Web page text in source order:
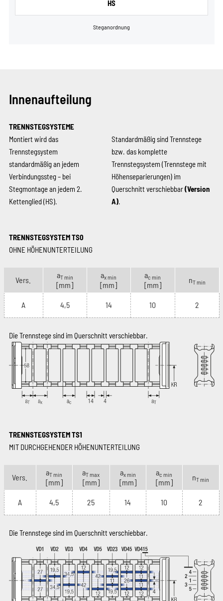
HS
Steganordnung
Innenaufteilung
TRENNSTEGSYSTEME
Montiert wird das
Trennstegsystem
standardmäßig an jedem
Verbindungssteg – bei
Stegmontage an jedem 2.
Kettenglied (HS).
Standardmäßig sind Trennstege
bzw. das komplette
Trennstegsystem (Trennstege mit
Höhenseparierungen) im
Querschnitt verschiebbar(Version
A).
TRENNSTEGSYSTEM TS0
OHNE HÖHENUNTERTEILUNG
Vers.
aT min
[mm]
ax min
[mm]
ac min
[mm]
nT min
A 4,5 14 10 2
Die Trennstege sind im Querschnitt verschiebbar.
TRENNSTEGSYSTEM TS1
MIT DURCHGEHENDER HÖHENUNTERTEILUNG
Vers.
aT min
[mm]
aT max
[mm]
ax min
[mm]
ac min
[mm]
nT min
A 4,5 25 14 10 2
Die Trennstege sind im Querschnitt verschiebbar.